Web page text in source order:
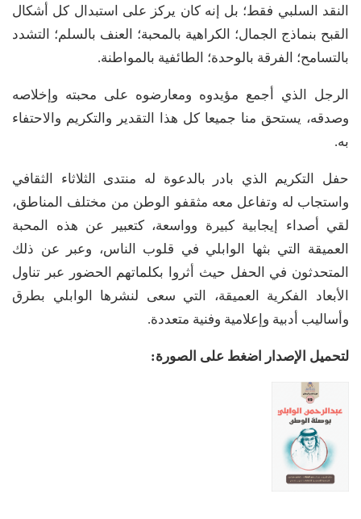
النقد السلبي فقط؛ بل إنه كان يركز على استبدال كل أشكال
القبح بنماذج الجمال؛ الكراهية بالمحبة؛ العنف بالسلم؛ التشدد
بالتسامح؛ الفرقة بالوحدة؛ الطائفية بالمواطنة.
الرجل الذي أجمع مؤيدوه ومعارضوه على محبته وإخلاصه
وصدقه، يستحق منا جميعا كل هذا التقدير والتكريم والاحتفاء
به.
حفل التكريم الذي بادر بالدعوة له منتدى الثلاثاء الثقافي
واستجاب له وتفاعل معه مثقفو الوطن من مختلف المناطق،
لقي أصداء إيجابية كبيرة وواسعة، كتعبير عن هذه المحبة
العميقة التي بثها الوابلي في قلوب الناس، وعبر عن ذلك
المتحدثون في الحفل حيث أثروا بكلماتهم الحضور عبر تناول
الأبعاد الفكرية العميقة، التي سعى لنشرها الوابلي بطرق
وأساليب أدبية وإعلامية وفنية متعددة.
لتحميل الإصدار اضغط على الصورة: